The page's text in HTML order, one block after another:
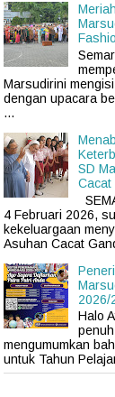
Marsudirini
dengan upacara
...
SD
Cacat
4 Februari 2026,
kekeluargaan
Asuhan Cacat
2026/
Halo
mengumumkan
untuk Tahun